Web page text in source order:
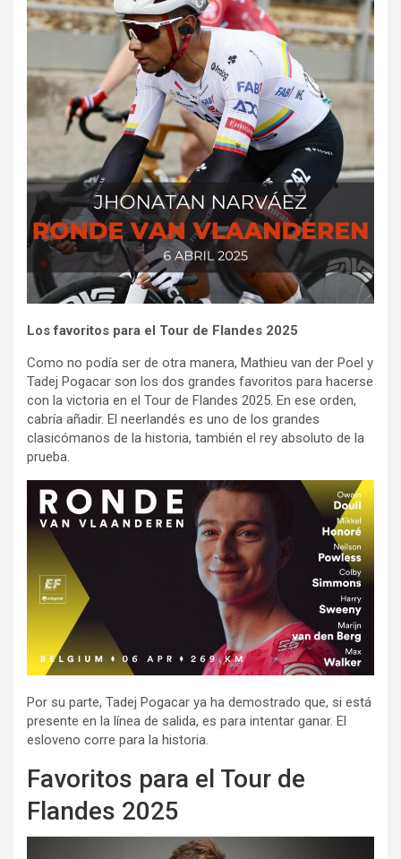
Los favoritos para el Tour de Flandes 2025
Como no podía ser de otra manera, Mathieu van der Poel y
Tadej Pogacar son los dos grandes favoritos para hacerse
con la victoria en el Tour de Flandes 2025. En ese orden,
cabría añadir. El neerlandés es uno de los grandes
clasicómanos de la historia, también el rey absoluto de la
prueba.
Por su parte, Tadej Pogacar ya ha demostrado que, si está
presente en la línea de salida, es para intentar ganar. El
esloveno corre para la historia.
Favoritos para el Tour de
Flandes 2025